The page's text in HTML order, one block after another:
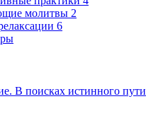
молитвы 2
6
В поисках истинного пути